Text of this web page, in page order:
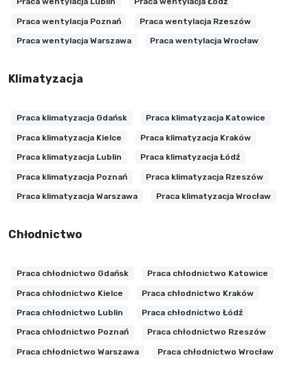
Praca wentylacja Poznań Praca wentylacja Rzeszów
Praca wentylacja Warszawa Praca wentylacja Wrocław
Klimatyzacja
Praca klimatyzacja Gdańsk Praca klimatyzacja Katowice
Praca klimatyzacja Kielce Praca klimatyzacja Kraków
Praca klimatyzacja Lublin Praca klimatyzacja Łódź
Praca klimatyzacja Poznań Praca klimatyzacja Rzeszów
Praca klimatyzacja Warszawa Praca klimatyzacja Wrocław
Chłodnictwo
Praca chłodnictwo Gdańsk Praca chłodnictwo Katowice
Praca chłodnictwo Kielce Praca chłodnictwo Kraków
Praca chłodnictwo Lublin Praca chłodnictwo Łódź
Praca chłodnictwo Poznań Praca chłodnictwo Rzeszów
Praca chłodnictwo Warszawa Praca chłodnictwo Wrocław